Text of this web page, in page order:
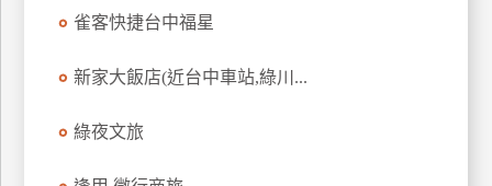
雀客快捷台中福星
新家大飯店(近台中車站,綠川...
綠夜文旅